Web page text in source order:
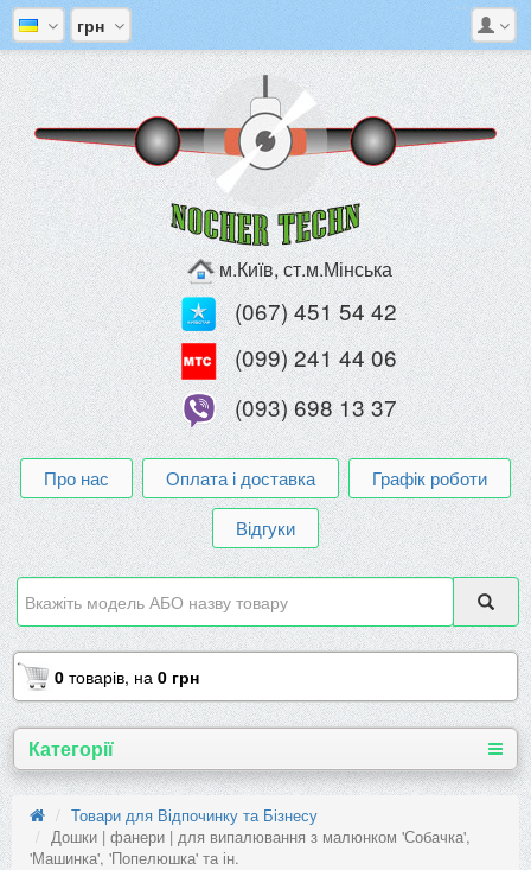
грн
м.Київ, ст.м.Мінська
(067) 451 54 42
(099) 241 44 06
(093) 698 13 37
Про нас Оплата і доставка
Графік роботи
Відгуки
0 товарів, на 0 грн
Категорії
Товари для Відпочинку та Бізнесу
Дошки | фанери | для випалювання з малюнком 'Собачка',
'Машинка', 'Попелюшка' та ін.